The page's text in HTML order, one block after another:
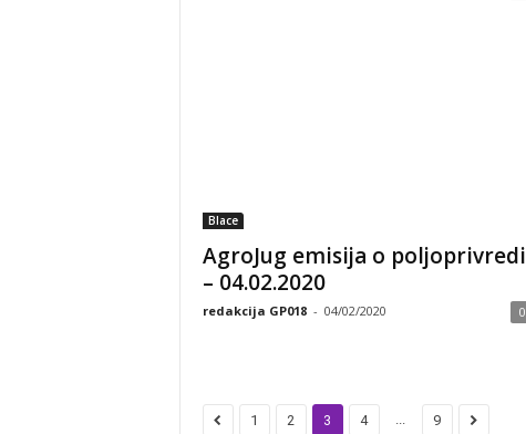
Blace
AgroJug emisija o poljoprivredi
– 04.02.2020
redakcija GP018 - 04/02/2020 0
1 2 3 4 ... 9